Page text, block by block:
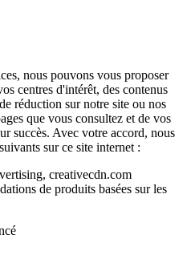
nous pouvons vous proposer
centres d'intérêt, des contenus
réduction sur notre site ou nos
que vous consultez et de vos
succès. Avec votre accord, nous
sur ce site internet :
creativecdn.com
de produits basées sur les